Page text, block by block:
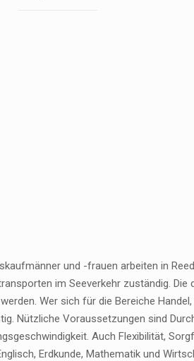
und -frauen arbeiten in
im Seeverkehr zuständig.
Wer sich für die Bereiche
Nützliche Voraussetzungen sind
Auch Flexibilität,
Erdkunde, Mathematik und